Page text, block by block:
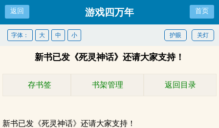
返回 游戏四万年 首页
关灯
护眼
字体： 大 中 小
新书已发《死灵神话》还请大家支持！
存书签 书架管理 返回目录
新书已发《死灵神话》还请大家支持！